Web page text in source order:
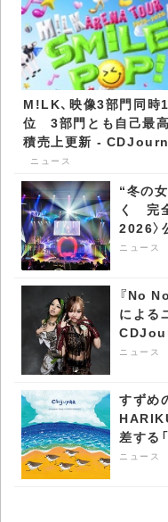
M!LK、映像3部門同時1
位 3部門とも自己最
積売上更新 -
ニュース
ニュース
“冬の
く 完
2026〉
ニュース
『No
による
ニュース
すずめ
差する
ニュース